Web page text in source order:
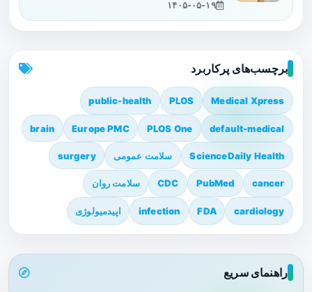
۱۴۰۵-۰۵-۱۹
برچسب‌های پرکاربرد
Medical Xpress
PLOS
public-health
default-medical
PLOS One
Europe PMC
brain
ScienceDaily Health سلامت عمومی surgery
cancer
PubMed
CDC سلامت روان
cardiology
FDA
infection اپیدمیولوژی
راهنمای سریع